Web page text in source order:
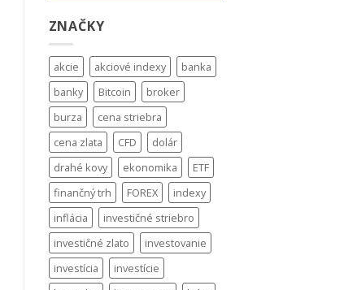
ZNAČKY
akcie akciové indexy
banka
banky
Bitcoin
broker
burza
cena striebra
cena zlata
CFD
dolár
drahé kovy
ekonomika
ETF
finančný trh
FOREX
indexy
inflácia
investičné striebro
investičné zlato
investovanie
investícia
investície